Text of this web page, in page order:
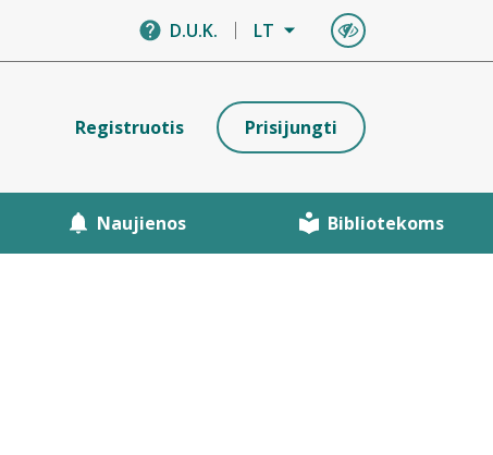
D.U.K. LT
Registruotis Prisijungti
Naujienos Bibliotekoms